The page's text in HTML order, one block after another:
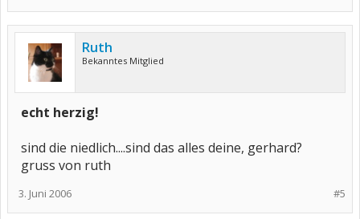
Ruth
Bekanntes Mitglied
echt herzig!
sind die niedlich....sind das alles deine, gerhard?
gruss von ruth
#5
3. Juni 2006